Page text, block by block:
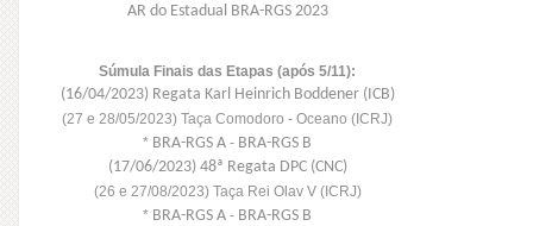
AR do Estadual BRA-RGS 2023
Súmula Finais das Etapas (após 5/11):
(16/04/2023) Regata Karl Heinrich Boddener (ICB)
(27 e 28/05/2023) Taça Comodoro - Oceano (ICRJ)
* BRA-RGS A - BRA-RGS B
(17/06/2023) 48ª Regata DPC (CNC)
(26 e 27/08/2023) Taça Rei Olav V (ICRJ)
* BRA-RGS A - BRA-RGS B